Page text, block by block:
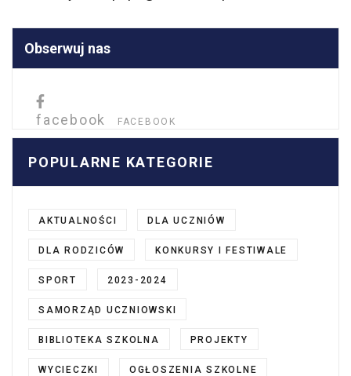
Obserwuj nas
facebook FACEBOOK
POPULARNE KATEGORIE
AKTUALNOŚCI DLA UCZNIÓW
DLA RODZICÓW KONKURSY I FESTIWALE
SPORT 2023-2024
SAMORZĄD UCZNIOWSKI
BIBLIOTEKA SZKOLNA PROJEKTY
WYCIECZKI OGŁOSZENIA SZKOLNE